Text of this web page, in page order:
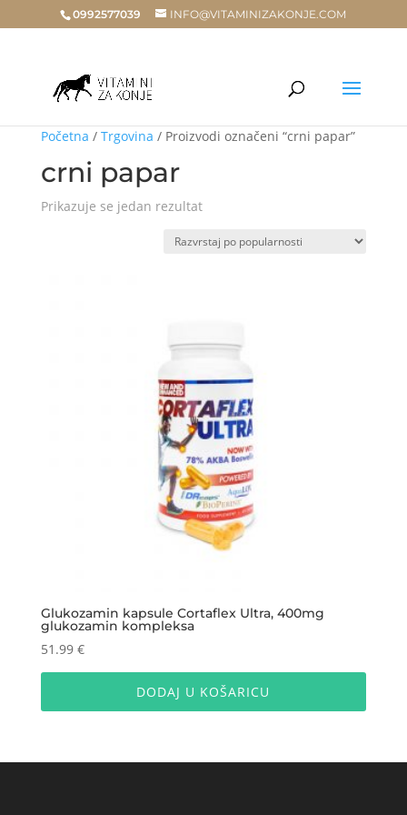
0992577039 INFO@VITAMINIZAKONJE.COM
Početna / Trgovina / Proizvodi označeni “crni papar”
crni papar
Prikazuje se jedan rezultat
Glukozamin kapsule Cortaflex Ultra, 400mg
glukozamin kompleksa
51.99 €
DODAJ U KOŠARICU